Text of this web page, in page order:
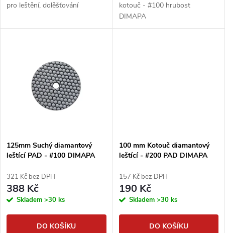
k
u
k
pro leštění, dolěšťování
kotouč - #100 hrubost
DIMAPA
125mm Suchý diamantový
leštící PAD - #100 DIMAPA
321 Kč bez DPH
388 Kč
Skladem >30 ks
DO KOŠÍKU
100 mm Kotouč diamantový
leštící - #200 PAD DIMAPA
157 Kč bez DPH
190 Kč
Skladem >30 ks
DO KOŠÍKU